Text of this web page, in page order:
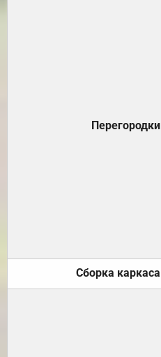
Перегородки
Сборка каркаса